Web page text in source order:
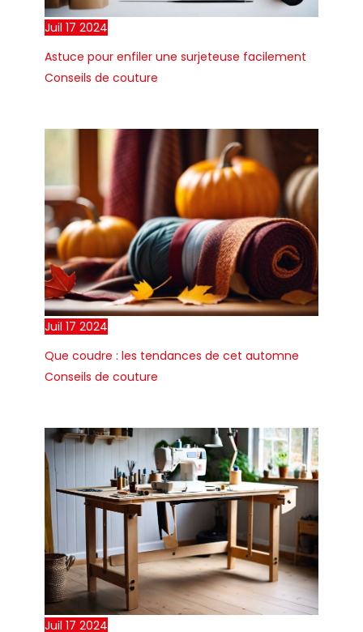
Juil 17 2024
Astuce pour enfiler une surjeteuse facilement
Conseils de couture
Juil 17 2024
Que coudre : les tendances de cet automne
Conseils de couture
Juil 17 2024